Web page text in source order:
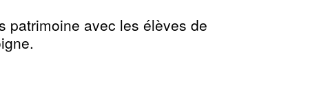
patrimoine avec les élèves de